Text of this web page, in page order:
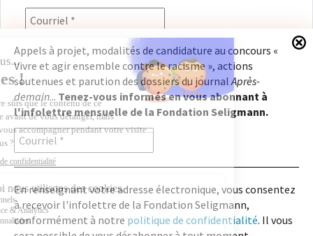
En renseignant votre adresse électronique, vous
consentez à recevoir l'infolettre de la Fondation
Seligmann, conformément à notrepolitique de
confidentialité. Il vous sera possible de vous
désabonner à tout moment.
Copyright © 2026Fondation Seligmann|Mentions légales|Crédits
Fondation Seligmann
Journal Après-demain
Appels à projet, modalités de candidature au concours «
Vivre et agir ensemble contre le racisme », actions
soutenues et parution des dossiers du journalAprès-
demain... Tenez-vous informés en vous abonnant à
l'infolettre mensuelle de la Fondation Seligmann.
En renseignant votre adresse électronique, vous consentez
à recevoir l'infolettre de la Fondation Seligmann,
conformément à notre politique de confidentialité. Il vous